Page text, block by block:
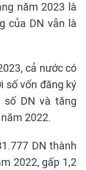
năm 2023 là
của DN vẫn là
cả nước có
số vốn đăng ký
số DN và tăng
2022.
DN thành
2022, gấp 1,2